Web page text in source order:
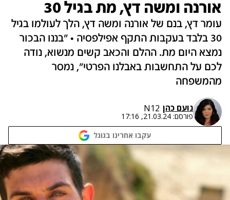
אורנה ומשה דץ, מת בגיל 30
עומר דץ, בנם של אורנה ומשה דץ, הלך לעולמו בגיל
30 בלבד בעקבות התקף אפילפסיה • "בננו הבכור
נמצא היום מת. ההלם והכאב קשים מנשוא, נודה
לכם על התחשבות באבלנו הפרטי", נמסר
מהמשפחה
נועם כהן N12
פורסם: 21.03.24, 17:16
עקבו אחרינו בגוגל